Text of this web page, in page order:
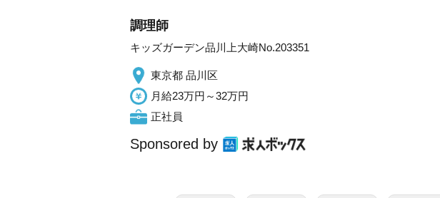
調理師
キッズガーデン品川上大崎No.203351
東京都 品川区
月給23万円～32万円
正社員
Sponsored by